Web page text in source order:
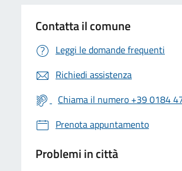
Contatta il comune
Leggi le domande frequenti
Richiedi assistenza
Chiama il numero +39 0184
Prenota appuntamento
Problemi in città